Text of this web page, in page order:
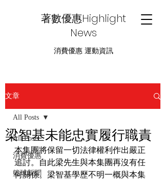
著數優惠Highlight
News
消費優惠 運動資訊
文章
All Posts
消費優惠
籃球新聞
All Posts
梁智基未能忠實履行職責
本集團將保留一切法律權利作出嚴正
追討。自此梁先生與本集團再沒有任
何關係。梁智基學歷不明一概與本集